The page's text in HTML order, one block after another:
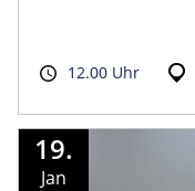
12.00 Uhr
19.
Jan